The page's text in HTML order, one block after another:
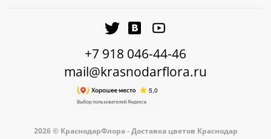
+7 918 046-44-46
mail@krasnodarflora.ru
2026 © КраснодарФлора - Доставка цветов Краснодар